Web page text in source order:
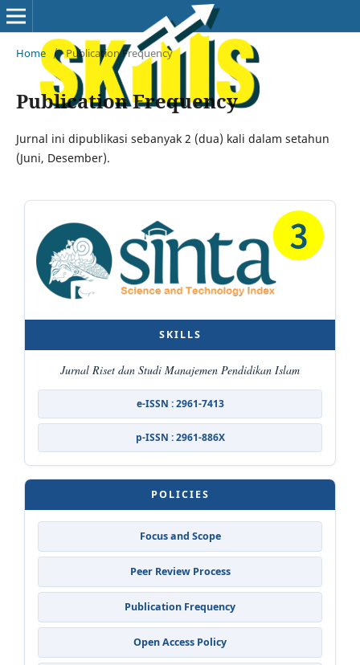
Home / Publication Frequency
Publication Frequency
Jurnal ini dipublikasi sebanyak 2 (dua) kali dalam setahun
(Juni, Desember).
SKILLS
Jurnal Riset dan Studi Manajemen Pendidikan Islam
e-ISSN : 2961-7413
p-ISSN : 2961-886X
POLICIES
Focus and Scope
Peer Review Process
Publication Frequency
Open Access Policy